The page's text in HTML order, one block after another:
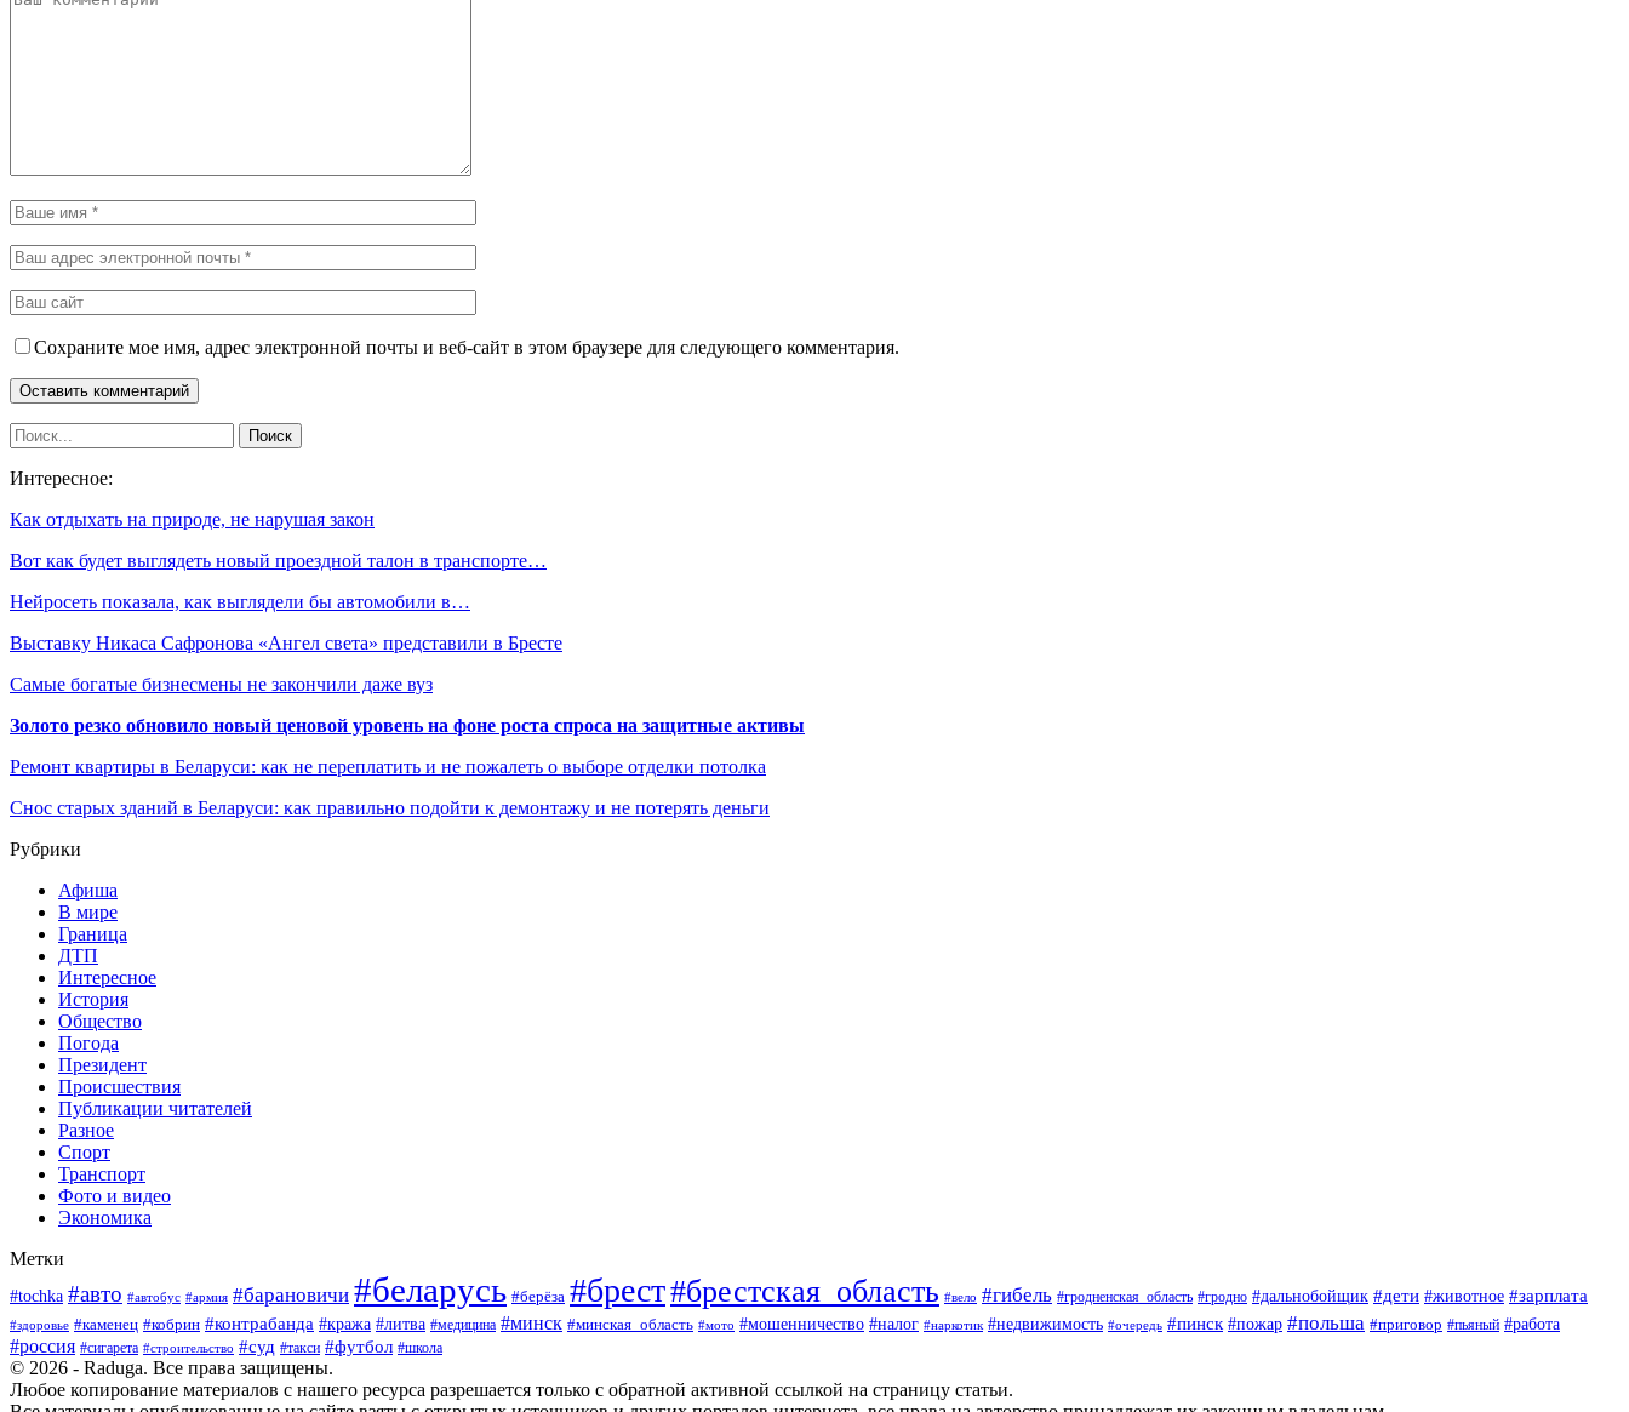
Сохраните мое имя, адрес электронной почты и веб-сайт в этом браузере для следующего комментария.
Интересное:
Как отдыхать на природе, не нарушая закон
Вот как будет выглядеть новый проездной талон в транспорте…
Нейросеть показала, как выглядели бы автомобили в…
Выставку Никаса Сафронова «Ангел света» представили в Бресте
Самые богатые бизнесмены не закончили даже вуз
Золото резко обновило новый ценовой уровень на фоне роста спроса на защитные активы
Ремонт квартиры в Беларуси: как не переплатить и не пожалеть о выборе отделки потолка
Снос старых зданий в Беларуси: как правильно подойти к демонтажу и не потерять деньги
Рубрики
Афиша
В мире
Граница
ДТП
Интересное
История
Общество
Погода
Президент
Происшествия
Публикации читателей
Разное
Спорт
Транспорт
Фото и видео
Экономика
Метки
#tochka #авто #автобус #армия #барановичи #беларусь #берёза #брест#брестская_область #вело #гибель #гродненская_область #гродно #дальнобойщик #дети #животное #зарплата
#здоровье #каменец #кобрин #контрабанда #кража #литва #медицина #минск #минская_область #мото #мошенничество #налог #наркотик #недвижимость #очередь #пинск #пожар #польша #приговор #пьяный #работа
#россия #сигарета #строительство #суд #такси #футбол #школа
© 2026 - Raduga. Все права защищены.
Любое копирование материалов с нашего ресурса разрешается только с обратной активной ссылкой на страницу статьи.